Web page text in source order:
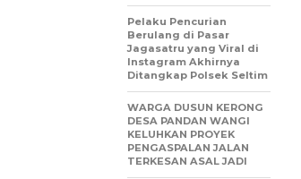
Pelaku Pencurian
Berulang di Pasar
Jagasatru yang Viral di
Instagram Akhirnya
Ditangkap Polsek Seltim
WARGA DUSUN KERONG
DESA PANDAN WANGI
KELUHKAN PROYEK
PENGASPALAN JALAN
TERKESAN ASAL JADI